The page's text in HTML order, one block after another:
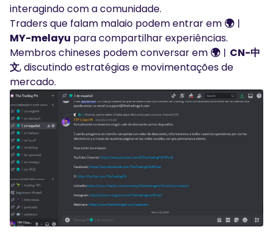
interagindo com a comunidade.
Traders que falam malaio podem entrar em 🌍︱
MY-melayu para compartilhar experiências.
Membros chineses podem conversar em 🌍︱CN-中
文, discutindo estratégias e movimentações de
mercado.